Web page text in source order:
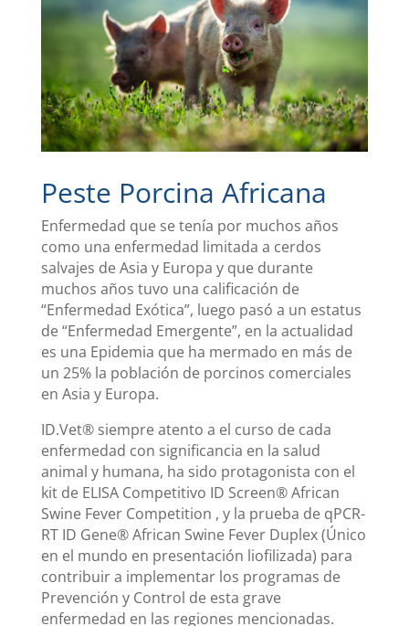
Peste Porcina Africana
Enfermedad que se tenía por muchos años
como una enfermedad limitada a cerdos
salvajes de Asia y Europa y que durante
muchos años tuvo una calificación de
“Enfermedad Exótica”, luego pasó a un estatus
de “Enfermedad Emergente”, en la actualidad
es una Epidemia que ha mermado en más de
un 25% la población de porcinos comerciales
en Asia y Europa.
ID.Vet® siempre atento a el curso de cada
enfermedad con significancia en la salud
animal y humana, ha sido protagonista con el
kit de ELISA Competitivo ID Screen® African
Swine Fever Competition , y la prueba de qPCR-
RT ID Gene® African Swine Fever Duplex (Único
en el mundo en presentación liofilizada) para
contribuir a implementar los programas de
Prevención y Control de esta grave
enfermedad en las regiones mencionadas.